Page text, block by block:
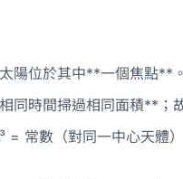
陽位於其中**一個焦點**
同時間掃過相同面積**；
常數（對同一中心天體